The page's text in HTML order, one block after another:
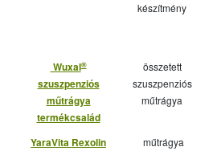
készítmény
Wuxal®
szuszpenziós
műtrágya
termékcsalád
összetett
szuszpenziós
műtrágya
YaraVita Rexolin
műtrágya